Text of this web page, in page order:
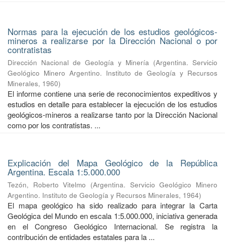
Normas para la ejecución de los estudios geológicos-
mineros a realizarse por la Dirección Nacional o por
contratistas
Dirección Nacional de Geología y Minería (Argentina. Servicio
Geológico Minero Argentino. Instituto de Geología y Recursos
Minerales, 1960)
El informe contiene una serie de reconocimientos expeditivos y
estudios en detalle para establecer la ejecución de los estudios
geológicos-mineros a realizarse tanto por la Dirección Nacional
como por los contratistas. ...
Explicación del Mapa Geológico de la República
Argentina. Escala 1:5.000.000
Tezón, Roberto Vitelmo (Argentina. Servicio Geológico Minero
Argentino. Instituto de Geología y Recursos Minerales, 1964)
El mapa geológico ha sido realizado para integrar la Carta
Geológica del Mundo en escala 1:5.000.000, iniciativa generada
en el Congreso Geológico Internacional. Se registra la
contribución de entidades estatales para la ...